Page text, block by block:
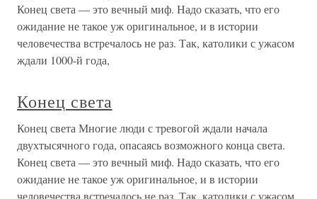
Конец света — это вечный миф. Надо сказать, что его
ожидание не такое уж оригинальное, и в истории
человечества встречалось не раз. Так, католики с ужасом
ждали 1000-й года,
Конец света
Конец света Многие люди с тревогой ждали начала
двухтысячного года, опасаясь возможного конца света.
Конец света — это вечный миф. Надо сказать, что его
ожидание не такое уж оригинальное, и в истории
человечества встречалось не раз. Так, католики с ужасом